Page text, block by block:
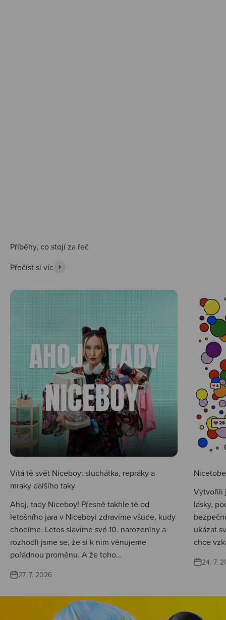
Přečíst si víc
Vítá tě svět Niceboy: sluchátka, repráky a
mraky dalšího taky
Ahoj, tady Niceboy! Přesně takhle tě od
letošního jara v Niceboyi zdravíme všude, kudy
chodíme. Letos slavíme své 10. narozeniny a
rozhodli jsme se, že si k nim věnujeme
pořádnou proměnu. A že toho...
27. 7. 2026
Vytvořili
lásky,
ukázat
chce
24. 7.